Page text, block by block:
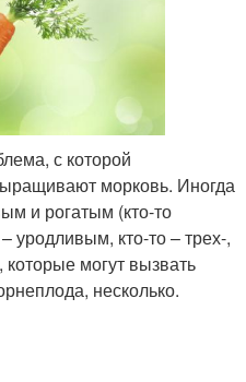
с которой
морковь. Иногда
и рогатым (кто-то
уродливым, кто-то – трех-,
могут вызвать
несколько.